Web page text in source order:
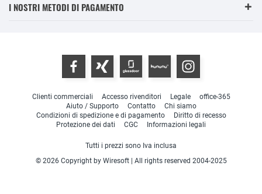
I NOSTRI METODI DI PAGAMENTO
Clienti commerciali Accesso rivenditori Legale
office-365
Aiuto / Supporto
Contatto
Chi siamo
Condizioni di spedizione e di pagamento
Diritto di recesso
Protezione dei dati
CGC Informazioni legali
Tutti i prezzi sono Iva inclusa
© 2026 Copyright by Wiresoft | All rights reserved 2004-2025